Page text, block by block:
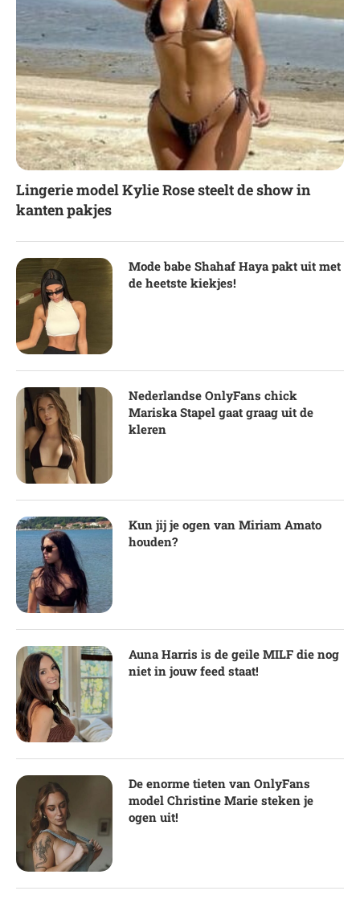
Lingerie model Kylie Rose steelt de show in
kanten pakjes
Mode babe Shahaf Haya pakt uit met
de heetste kiekjes!
Nederlandse OnlyFans chick
Mariska Stapel gaat graag uit de
kleren
Kun jij je ogen van Miriam Amato
houden?
Auna Harris is de geile MILF die nog
niet in jouw feed staat!
De enorme tieten van OnlyFans
model Christine Marie steken je
ogen uit!